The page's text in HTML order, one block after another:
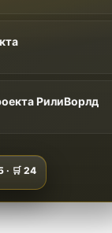
РилиВорлд
· 🛒24